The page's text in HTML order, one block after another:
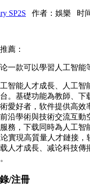
SP2S 作者：娛樂
时
薦：
一款可以學習人工智能
智能人才成長、人工智
。基礎功能為教師、下
愛好者，软件提供高效
沿學術與技術交流互動
務，下载同時為人工智
實現高質量人才鏈接，
人才成長、减论科技傳
/注冊